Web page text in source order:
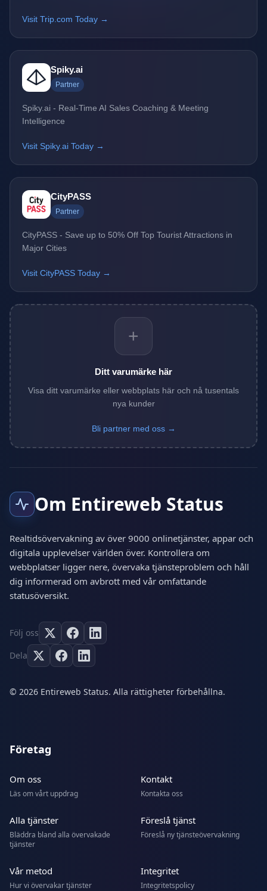
Visit Trip.com Today →
Spiky.ai
Partner
Spiky.ai - Real-Time AI Sales Coaching & Meeting
Intelligence
Visit Spiky.ai Today →
CityPASS
Partner
CityPASS - Save up to 50% Off Top Tourist Attractions in
Major Cities
Visit CityPASS Today →
+
Ditt varumärke här
Visa ditt varumärke eller webbplats här och nå tusentals
nya kunder
Bli partner med oss →
Om Entireweb Status
Realtidsövervakning av över 9000 onlinetjänster, appar och
digitala upplevelser världen över. Kontrollera om
webbplatser ligger nere, övervaka tjänsteproblem och håll
dig informerad om avbrott med vår omfattande
statusöversikt.
Följ oss
Dela
© 2026 Entireweb Status. Alla rättigheter förbehållna.
Företag
Om oss
Läs om vårt uppdrag
Kontakt
Kontakta oss
Alla tjänster
Bläddra bland alla övervakade
tjänster
Föreslå tjänst
Föreslå ny tjänsteövervakning
Vår metod
Hur vi övervakar tjänster
Integritet
Integritetspolicy